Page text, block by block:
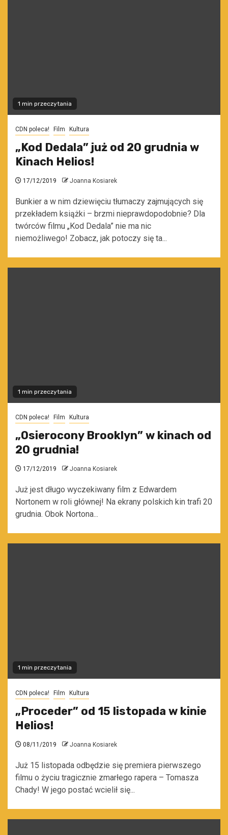
1 min przeczytania
CDN poleca! Film Kultura
„Kod Dedala” już od 20 grudnia w
Kinach Helios!
17/12/2019 Joanna Kosiarek
Bunkier a w nim dziewięciu tłumaczy zajmujących się
przekładem książki – brzmi nieprawdopodobnie? Dla
twórców filmu „Kod Dedala” nie ma nic
niemożliwego! Zobacz, jak potoczy się ta...
1 min przeczytania
CDN poleca! Film Kultura
„Osierocony Brooklyn” w kinach od
20 grudnia!
17/12/2019 Joanna Kosiarek
Już jest długo wyczekiwany film z Edwardem
Nortonem w roli głównej! Na ekrany polskich kin trafi 20
grudnia. Obok Nortona...
1 min przeczytania
CDN poleca! Film Kultura
„Proceder” od 15 listopada w kinie
Helios!
08/11/2019 Joanna Kosiarek
Już 15 listopada odbędzie się premiera pierwszego
filmu o życiu tragicznie zmarłego rapera – Tomasza
Chady! W jego postać wcielił się...